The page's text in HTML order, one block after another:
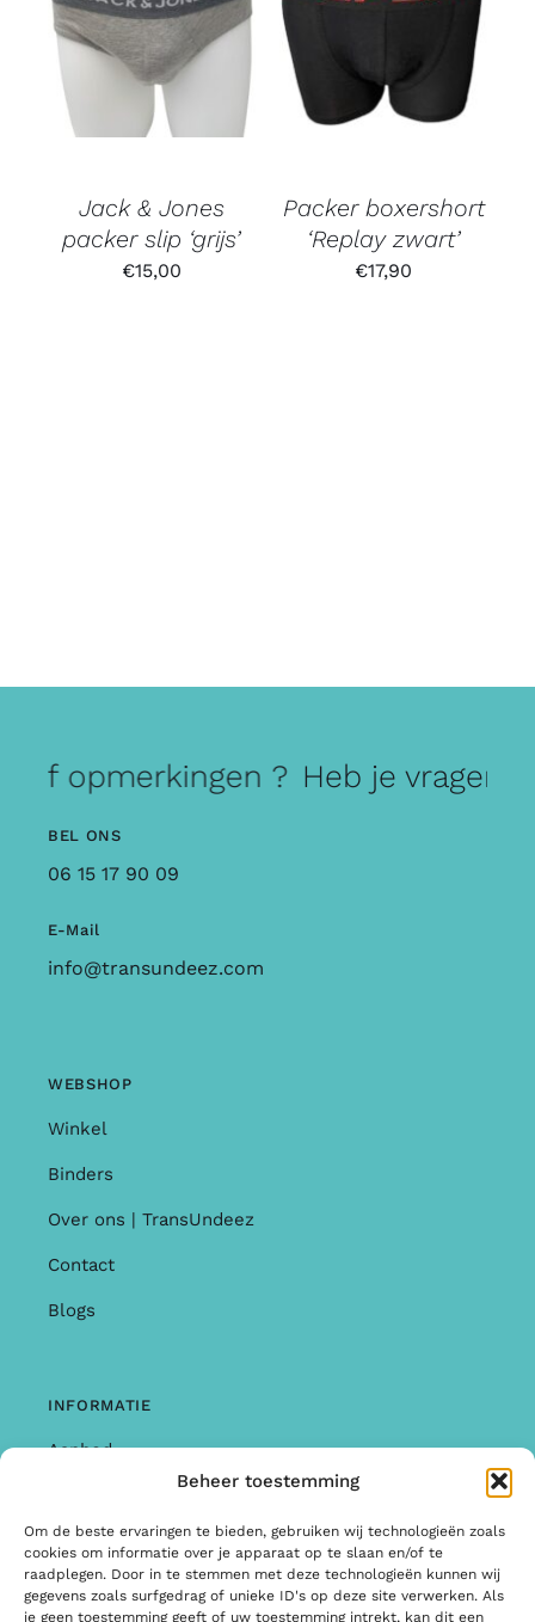
Beheer toestemming
Om de beste ervaringen te bieden, gebruiken wij technologieën zoals
cookies om informatie over je apparaat op te slaan en/of te
raadplegen. Door in te stemmen met deze technologieën kunnen wij
gegevens zoals surfgedrag of unieke ID's op deze site verwerken. Als
je geen toestemming geeft of uw toestemming intrekt, kan dit een
Jack & Jones
packer slip ‘grijs’
€15,00
Gewaardeerd
uit 5
Packer boxershort
‘Replay zwart’
€17,90
opmerkingen ? Heb je vragen
BEL ONS
06 15 17 90 09
E-Mail
info@transundeez.com
WEBSHOP
Winkel
Binders
Over ons | TransUndeez
Contact
Blogs
INFORMATIE
Aanbod
Garantie & Klachten
Algemene Voorwaarden
Privacy Policy